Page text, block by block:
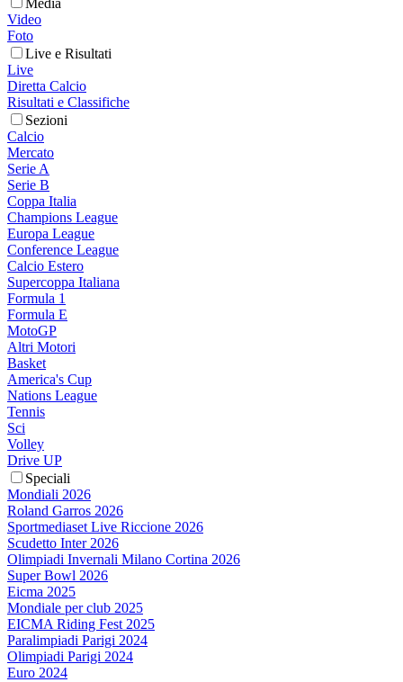
Media
Video
Foto
Live e Risultati
Live
Diretta Calcio
Risultati e Classifiche
Sezioni
Calcio
Mercato
Serie A
Serie B
Coppa Italia
Champions League
Europa League
Conference League
Calcio Estero
Supercoppa Italiana
Formula 1
Formula E
MotoGP
Altri Motori
Basket
America's Cup
Nations League
Tennis
Sci
Volley
Drive UP
Speciali
Mondiali 2026
Roland Garros 2026
Sportmediaset Live Riccione 2026
Scudetto Inter 2026
Olimpiadi Invernali Milano Cortina 2026
Super Bowl 2026
Eicma 2025
Mondiale per club 2025
EICMA Riding Fest 2025
Paralimpiadi Parigi 2024
Olimpiadi Parigi 2024
Euro 2024